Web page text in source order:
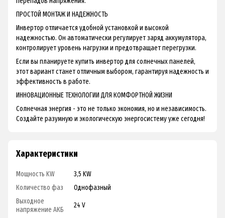
ПРОСТОЙ МОНТАЖ И НАДЕЖНОСТЬ
Инвертор отличается удобной установкой и высокой
надежностью. Он автоматически регулирует заряд аккумулятора,
контролирует уровень нагрузки и предотвращает перегрузки.
Если вы планируете купить инвертор для солнечных панелей,
этот вариант станет отличным выбором, гарантируя надежность и
эффективность в работе.
ИННОВАЦИОННЫЕ ТЕХНОЛОГИИ ДЛЯ КОМФОРТНОЙ ЖИЗНИ
Солнечная энергия - это не только экономия, но и независимость.
Создайте разумную и экологическую энергосистему уже сегодня!
Характеристики
Мощность KW
3,5 KW
Количество фаз
Однофазный
Выходное
напряжение АКБ
24 V